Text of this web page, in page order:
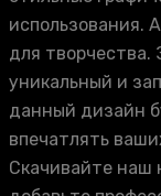
использования.
для творчества.
уникальный и
данный дизайн
впечатлять
Скачивайте наш